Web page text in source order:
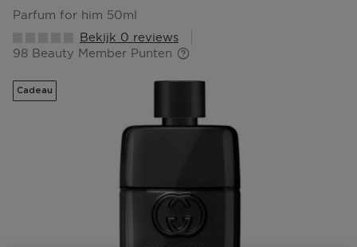
parfum for him 50ml
Bekijk 0 reviews
98 Beauty Member Punten
Cadeau